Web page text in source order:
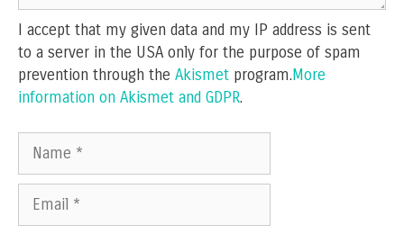
I accept that my given data and my IP address is sent
to a server in the USA only for the purpose of spam
prevention through the Akismet program.More
information on Akismet and GDPR.
Name
Email